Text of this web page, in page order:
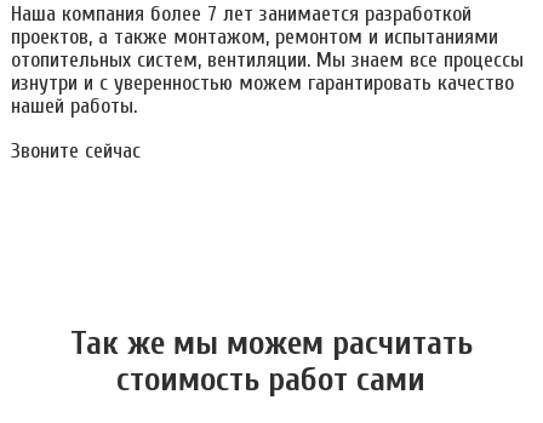
Наша компания более 7 лет занимается разработкой
проектов, а также монтажом, ремонтом и испытаниями
отопительных систем, вентиляции. Мы знаем все процессы
изнутри и с уверенностью можем гарантировать качество
нашей работы.
Звоните сейчас
Так же мы можем расчитать
стоимость работ сами